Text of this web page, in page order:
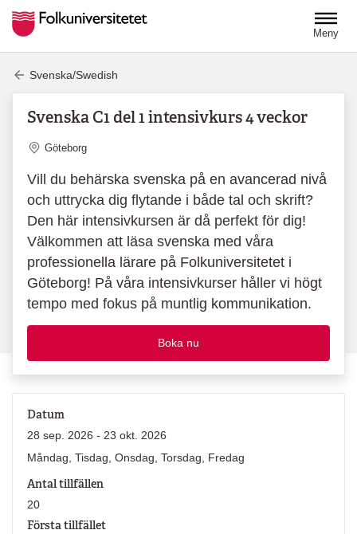
Meny
Svenska/Swedish
Svenska C1 del 1 intensivkurs 4 veckor
Plats
Göteborg
Vill du behärska svenska på en avancerad nivå
och uttrycka dig flytande i både tal och skrift?
Den här intensivkursen är då perfekt för dig!
Välkommen att läsa svenska med våra
professionella lärare på Folkuniversitetet i
Göteborg! På våra intensivkurser håller vi högt
tempo med fokus på muntlig kommunikation.
Boka nu
Datum
28 sep. 2026 - 23 okt. 2026
Måndag, Tisdag, Onsdag, Torsdag, Fredag
Antal tillfällen
20
Första tillfället